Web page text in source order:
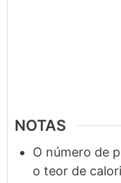
NOTAS
O número de
o teor de